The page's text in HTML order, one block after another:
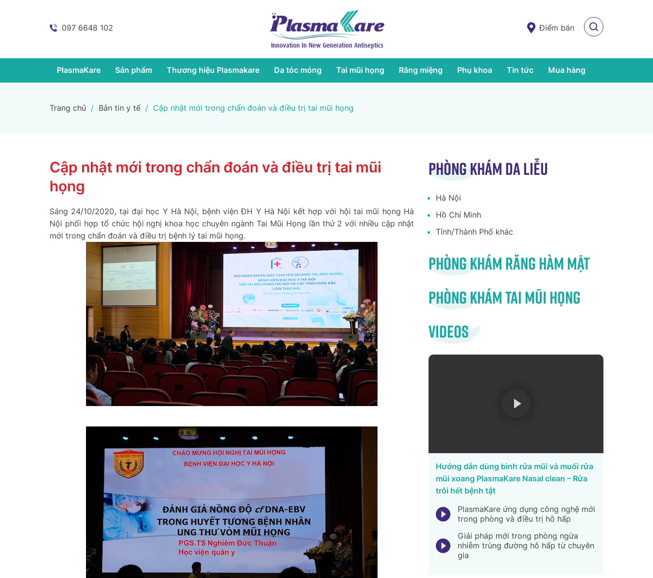
097 6648 102 Điểm bán
PlasmaKare Sản phẩm Thương hiệu Plasmakare Da tóc móng Tai mũi họng Răng miệng Phụ khoa Tin tức Mua hàng
Trang chủ / Bản tin y tế / Cập nhật mới trong chẩn đoán và điều trị tai mũi họng
Cập nhật mới trong chẩn đoán và điều trị tai mũi
họng
Sáng 24/10/2020, tại đại học Y Hà Nội, bệnh viện ĐH Y Hà Nội kết hợp với hội tai mũi họng Hà
Nội phối hợp tổ chức hội nghị khoa học chuyên ngành Tai Mũi Họng lần thứ 2 với nhiều cập nhật
mới trong chẩn đoán và điều trị bệnh lý tai mũi họng.
Phòng khám da liễu
Hà Nội
Hồ Chí Minh
Tỉnh/Thành Phố khác
Phòng khám răng hàm mặt
Phòng khám tai mũi họng
Videos
Hướng dẫn dùng bình rửa mũi và muối rửa
mũi xoang PlasmaKare Nasal clean – Rửa
trôi hết bệnh tật
PlasmaKare ứng dụng công nghệ mới
trong phòng và điều trị hô hấp
Giải pháp mới trong phòng ngừa
nhiễm trùng đường hô hấp từ chuyên
gia